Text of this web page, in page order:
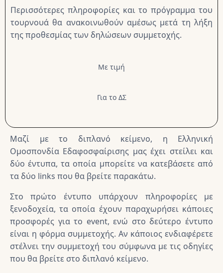
Περισσότερες πληροφορίες και το πρόγραμμα του
τουρνουά θα ανακοινωθούν αμέσως μετά τη λήξη
της προθεσμίας των δηλώσεων συμμετοχής.
Με τιμή
Για το ΔΣ
Μαζί με το διπλανό κείμενο, η Ελληνική
Ομοσπονδία Εδαφοσφαίρισης μας έχει στείλει και
δύο έντυπα, τα οποία μπορείτε να κατεβάσετε από
τα δύο links που θα βρείτε παρακάτω.
Στο πρώτο έντυπο υπάρχουν πληροφορίες με
ξενοδοχεία, τα οποία έχουν παραχωρήσει κάποιες
προσφορές για το event, ενώ στο δεύτερο έντυπο
είναι η φόρμα συμμετοχής. Αν κάποιος ενδιαφέρετε
στέλνει την συμμετοχή του σύμφωνα με τις οδηγίες
που θα βρείτε στο διπλανό κείμενο.